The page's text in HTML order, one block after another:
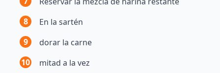
8
En la sartén
9
dorar la carne
10
mitad a la vez